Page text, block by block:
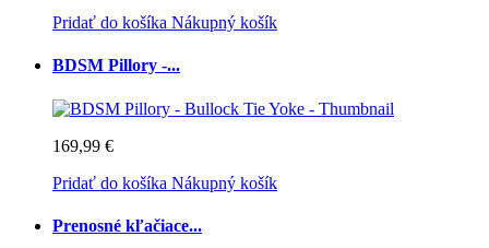
Pridať do košíka Nákupný košík
BDSM Pillory -...
169,99 €
Pridať do košíka Nákupný košík
Prenosné kľačiace...